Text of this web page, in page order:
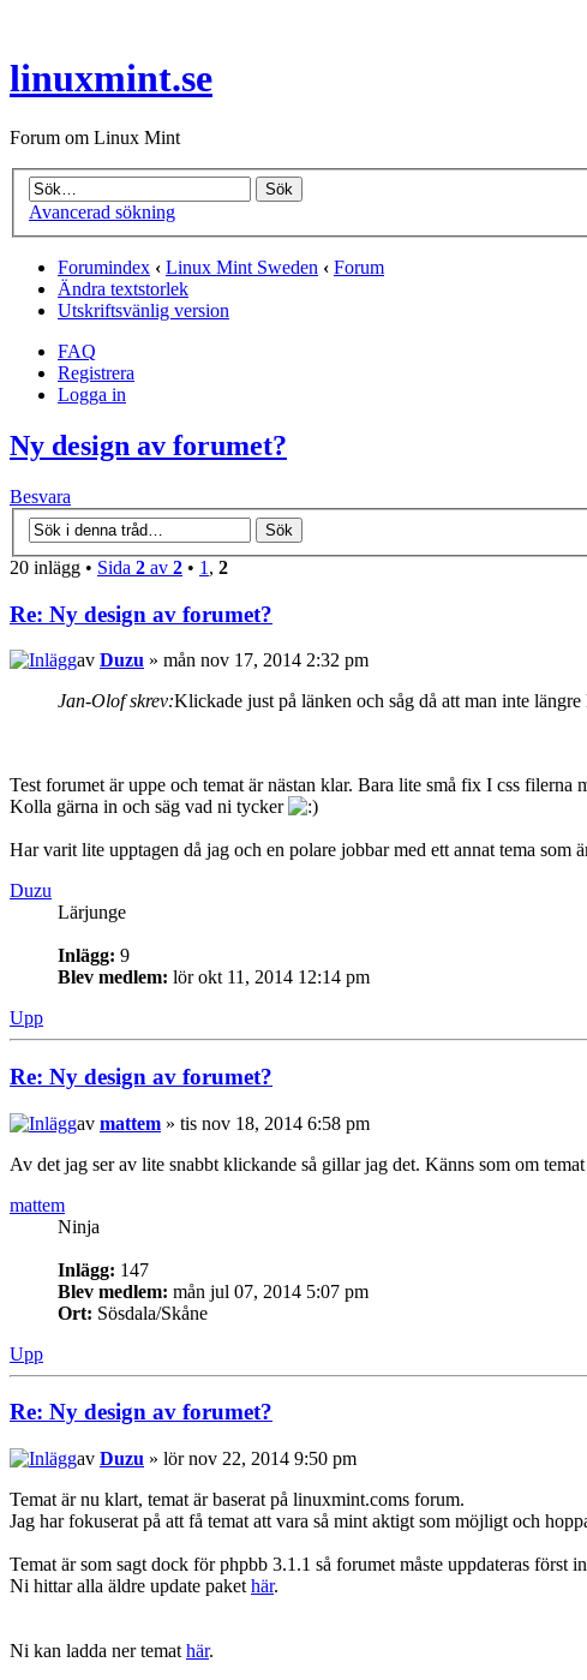
linuxmint.se
Forum om Linux Mint
Avancerad sökning
Forumindex ‹ Linux Mint Sweden ‹ Forum
Ändra textstorlek
Utskriftsvänlig version
FAQ
Registrera
Logga in
Ny design av forumet?
Besvara
20 inlägg • Sida 2 av 2 • 1 , 2
Re: Ny design av forumet?
av Duzu » mån nov 17, 2014 2:32 pm
Jan-Olof skrev:Klickade just på länken och såg då att man inte
Test forumet är uppe och temat är nästan klar. Bara lite små fix I css filerna
Kolla gärna in och säg vad ni tycker
Har varit lite upptagen då jag och en polare jobbar med ett annat tema
Duzu
Lärjunge
Inlägg: 9
Blev medlem: lör okt 11, 2014 12:14 pm
Upp
Re: Ny design av forumet?
av mattem » tis nov 18, 2014 6:58 pm
Av det jag ser av lite snabbt klickande så gillar jag det. Känns som om
mattem
Ninja
Inlägg: 147
Blev medlem: mån jul 07, 2014 5:07 pm
Ort: Sösdala/Skåne
Upp
Re: Ny design av forumet?
av Duzu » lör nov 22, 2014 9:50 pm
Temat är nu klart, temat är baserat på linuxmint.coms forum.
Jag har fokuserat på att få temat att vara så mint aktigt som möjligt och
Temat är som sagt dock för phpbb 3.1.1 så forumet måste uppdateras först
Ni hittar alla äldre update paket här.
Ni kan ladda ner temat här.